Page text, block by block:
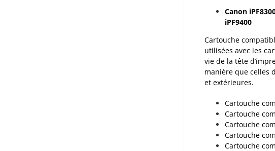
Canon
iPF9400
Cartouche
utilisées avec les
vie de la tête
manière que celles
et extérieures.
Cartouche
Cartouche
Cartouche
Cartouche
Cartouche